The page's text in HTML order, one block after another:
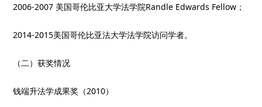
2006-2007 美国哥伦比亚大学法学院Randle Edwards Fellow；
2014-2015美国哥伦比亚法大学法学院访问学者。
（二）获奖情况
钱端升法学成果奖（2010）